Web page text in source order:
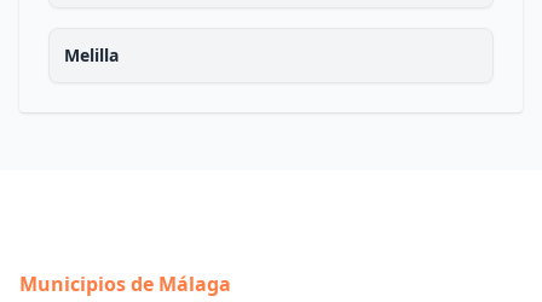
Melilla
Municipios de Málaga